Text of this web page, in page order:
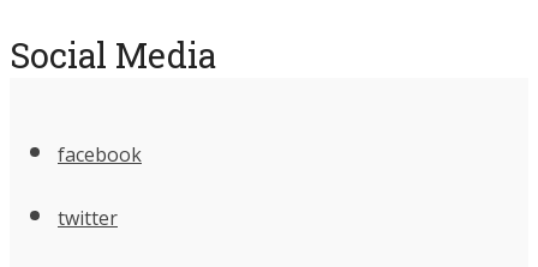
Social Media
facebook
twitter